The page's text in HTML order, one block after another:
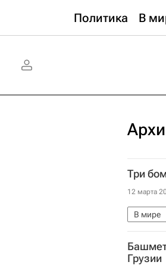
Политика В
Три
12 марта
В мире
Грузии